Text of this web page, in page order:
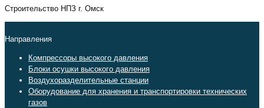
Строительство НПЗ г. Омск
Направления
Компрессоры высокого давления
Блоки осушки высокого давления
Воздухоразделительные станции
Оборудование для хранения и транспортировки технических
газов